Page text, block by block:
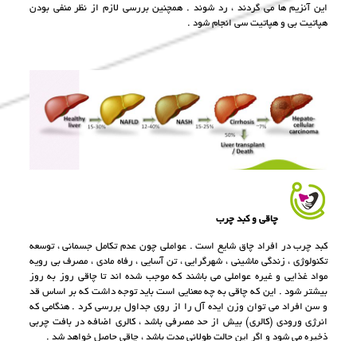
اين آنزيم ها مى گردند ، رد شوند . همچنين بررسى لازم از نظر منفى بودن
هپاتيت بی و هپاتيت سی انجام شود .
چاقى و كبد چرب
كبد چرب در افراد چاق شايع است . عواملى چون عدم تكامل جسمانى ، توسعه
تكنولوژى ، زندگى ماشينى ، شهرگرايى ، تن آسايى ، رفاه مادى ، مصرف بى رويه
مواد غذايى و غیره عواملى مى باشند كه موجب شده اند تا چاقى روز به روز
بيشتر شود . اين كه چاقى به چه معنايى است بايد توجه داشت كه بر اساس قد
و سن افراد مى توان وزن ايده آل را از روى جداول بررسى كرد . هنگامى كه
انرژى ورودى (كالرى) بيش از حد مصرفى باشد ، كالرى اضافه در بافت چربى
ذخيره مى شود و اگر اين حالت طولانی مدت باشد ، چاقى حاصل خواهد شد .